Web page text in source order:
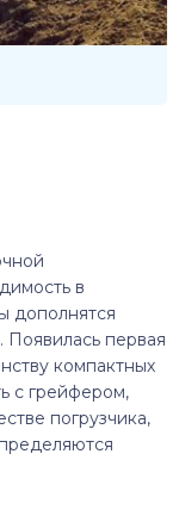
в
дополнятся
Появилась первая
компактных
с грейфером,
погрузчика,